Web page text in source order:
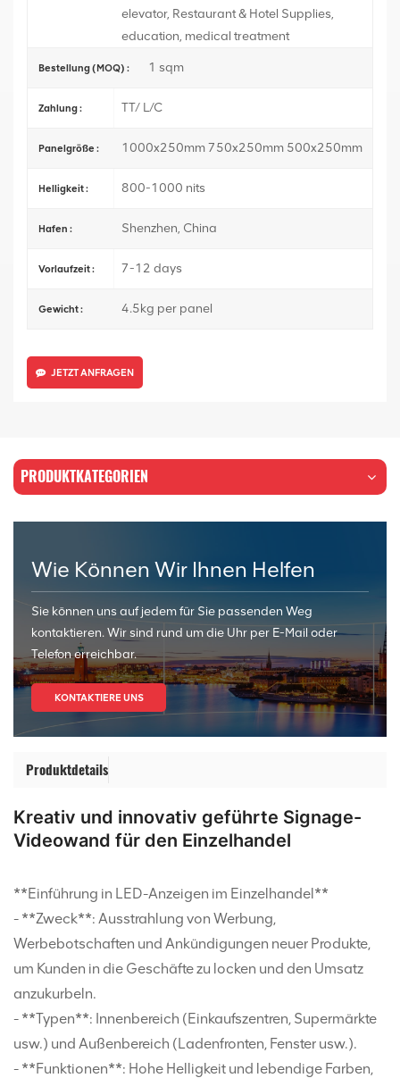
elevator, Restaurant & Hotel Supplies,
education, medical treatment
Bestellung (MOQ) : 1 sqm
Zahlung : TT/ L/C
Panelgröße : 1000x250mm 750x250mm 500x250mm
Helligkeit : 800-1000 nits
Hafen : Shenzhen, China
Vorlaufzeit : 7-12 days
Gewicht : 4.5kg per panel
JETZT ANFRAGEN
PRODUKTKATEGORIEN
Wie Können Wir Ihnen Helfen
Sie können uns auf jedem für Sie passenden Weg
kontaktieren. Wir sind rund um die Uhr per E-Mail oder
Telefon erreichbar.
KONTAKTIERE UNS
Produktdetails
Kreativ und innovativ geführte Signage-
Videowand für den Einzelhandel
**Einführung in LED-Anzeigen im Einzelhandel**
- **Zweck**: Ausstrahlung von Werbung,
Werbebotschaften und Ankündigungen neuer Produkte,
um Kunden in die Geschäfte zu locken und den Umsatz
anzukurbeln.
- **Typen**: Innenbereich (Einkaufszentren, Supermärkte
usw.) und Außenbereich (Ladenfronten, Fenster usw.).
- **Funktionen**: Hohe Helligkeit und lebendige Farben,